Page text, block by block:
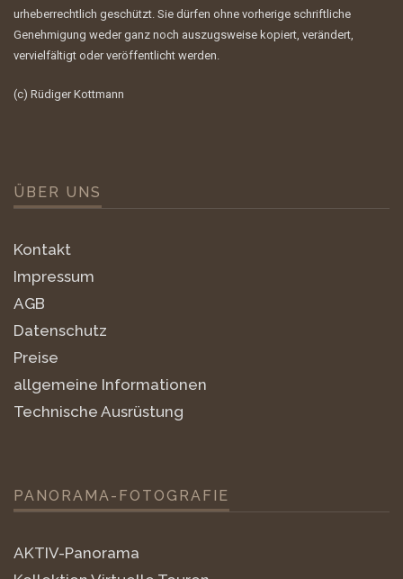
urheberrechtlich geschützt. Sie dürfen ohne vorherige schriftliche
Genehmigung weder ganz noch auszugsweise kopiert, verändert,
vervielfältigt oder veröffentlicht werden.
(c) Rüdiger Kottmann
ÜBER UNS
Kontakt
Impressum
AGB
Datenschutz
Preise
allgemeine Informationen
Technische Ausrüstung
PANORAMA-FOTOGRAFIE
AKTIV-Panorama